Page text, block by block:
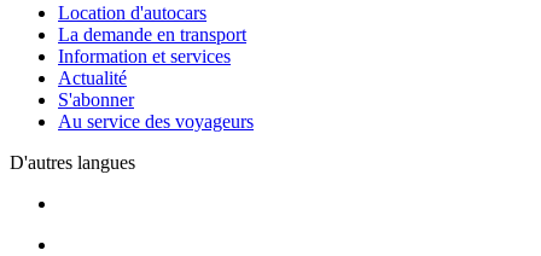
Location d'autocars
La demande en transport
Information et services
Actualité
S'abonner
Au service des voyageurs
D'autres langues